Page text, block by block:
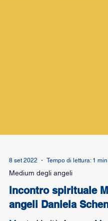
8 set 2022 Tempo di lettura: 1 min